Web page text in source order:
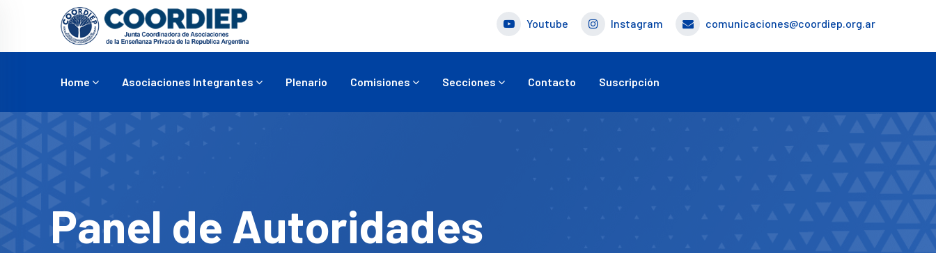
Youtube Instagram comunicaciones@coordiep.org.ar
Home Asociaciones Integrantes Plenario Comisiones Secciones Contacto Suscripción
Panel de Autoridades